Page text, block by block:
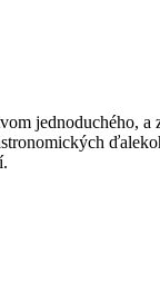
jednoduchého, a